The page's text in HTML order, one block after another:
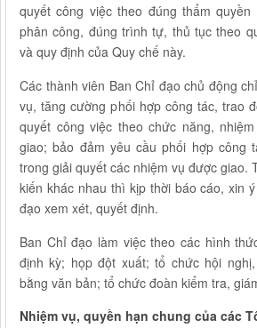
quyết công việc theo đúng thẩm
phân công, đúng trình tự, thủ tục theo
và quy định của Quy chế này.
Các thành viên Ban Chỉ đạo chủ động
vụ, tăng cường phối hợp công tác, trao
quyết công việc theo chức năng,
giao; bảo đảm yêu cầu phối hợp công
trong giải quyết các nhiệm vụ được giao.
kiến khác nhau thì kịp thời báo cáo, xin
đạo xem xét, quyết định.
Ban Chỉ đạo làm việc theo các hình
định kỳ; họp đột xuất; tổ chức hội
bằng văn bản; tổ chức đoàn kiểm tra,
Nhiệm vụ, quyền hạn chung của các